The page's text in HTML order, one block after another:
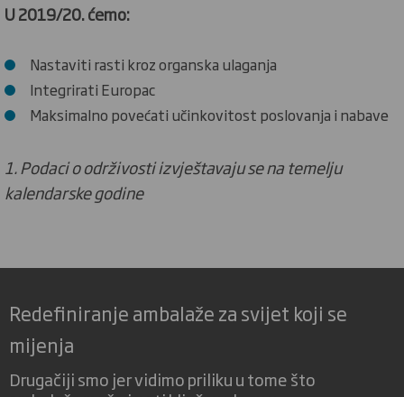
U 2019/20. ćemo:
Nastaviti rasti kroz organska ulaganja
Integrirati Europac
Maksimalno povećati učinkovitost poslovanja i nabave
1. Podaci o održivosti izvještavaju se na temelju
kalendarske godine
Redefiniranje ambalaže za svijet koji se
mijenja
Drugačiji smo jer vidimo priliku u tome što